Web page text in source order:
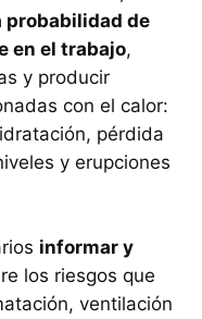
probabilidad de
en el trabajo,
y producir
con el calor:
pérdida
y erupciones
informar y
los riesgos que
ventilación